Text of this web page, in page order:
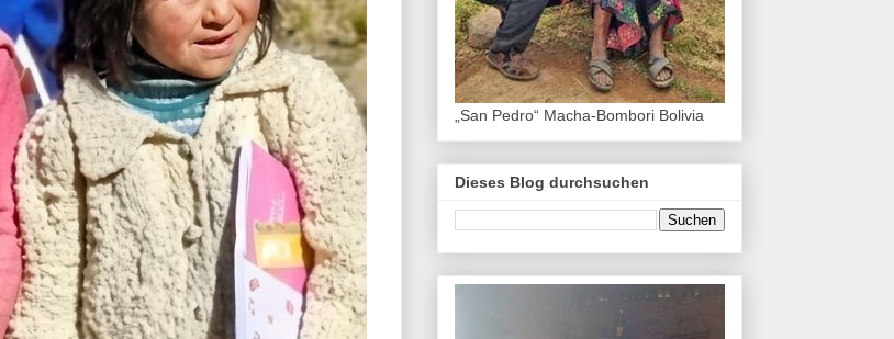
„San Pedro“ Macha-Bombori Bolivia
Dieses Blog durchsuchen